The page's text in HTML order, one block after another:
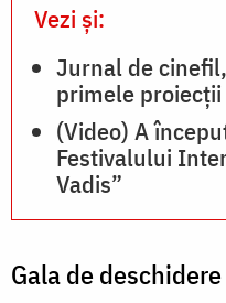
Vezi și:
Jurnal de
primele proiecții
(Video) A
Festivalului
Vadis”
Gala de